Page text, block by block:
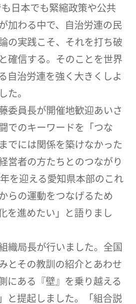
日本でも緊縮政策や公共
加わる中で、自治労連の民
の実践こそ、それを打ち破
確信する。そのことを世界
自治労連を強く大きくしよ
た。
委員長が開催地歓迎あいさ
でのキーワードを「つな
でには関係を築けなかった
営者の方たちとのつながり
を迎える愛知県本部のこれ
らの運動をつなげるため
を進めたい」と語りまし
織局長が行いました。全国
とその教訓の紹介とあわせ
にある『壁』を乗り越える
と提起しました。「組合説